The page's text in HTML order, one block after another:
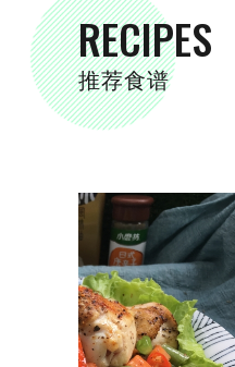
RECIPES
推荐食谱